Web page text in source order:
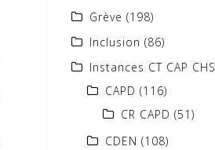
Grève (198)
Inclusion (86)
Instances CT CAP CHS
CAPD (116)
CR CAPD (51)
CDEN (108)